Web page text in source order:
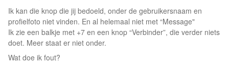
Ik kan die knop die jij bedoeld, onder de gebruikersnaam en
profielfoto niet vinden. En al helemaal niet met “Message"
Ik zie een balkje met +7 en een knop “Verbinder”, die verder niets
doet. Meer staat er niet onder.
Wat doe ik fout?